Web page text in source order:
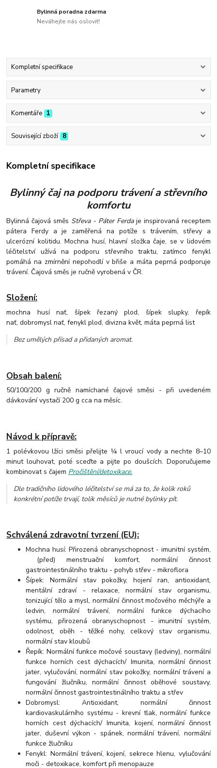
Bylinná poradna zdarma
Neváhejte nás oslovit!
Kompletní specifikace
Parametry
Komentáře 1
Související zboží 8
Kompletní specifikace
Bylinný čaj na podporu trávení a střevního
komfortu
Bylinná čajová směs Střeva - Páter Ferdaje inspirovaná receptem
pátera Ferdy a je zaměřená na potíže s trávením, střevy a
ulcerózní kolitidu. Mochna husí, hlavní složka čaje, se v lidovém
léčitelství užívá na podporu střevního traktu, zatímco fenykl
pomáhá na zmírnění nepohodlí v břiše a máta peprná podporuje
trávení. Čajová směs je ručně vyrobená v ČR.
Složení:
mochna husí nať, šípek řezaný plod, šípek slupky, řepík
nať, dobromysl nať, fenykl plod, divizna květ, máta peprná list
Bez umělých přísad a přidaných aromat.
Obsah balení:
50/100/200 g ručně namíchané čajové směsi - při uvedeném
dávkování vystačí 200 g cca na měsíc.
Návod k přípravě:
1 polévkovou lžíci směsi přelijte ¼ l vroucí vody a nechte 8–10
minut louhovat, poté sceďte a pijte po doušcích. Doporučujeme
kombinovat s čajem Pročištění/detoxikace.
Dle tradičního lidového léčitelství se má za to, že kolik roků
konkrétní potíže trvají, tolik měsíců je nutné bylinky pít.
Schválená zdravotní tvrzení (EU):
Mochna husí: Přirozená obranyschopnost - imunitní systém,
(před) menstruační komfort, normální činnost
gastrointestinálního traktu - pohyb střev - mikroflora
Šípek: Normální stav pokožky, hojení ran, antioxidant,
mentální zdraví - relaxace, normální stav organismu,
tonizující tělo a mysl, normální činnost močového měchýře a
ledvin, normální trávení, normální funkce dýchacího
systému, přirozená obranyschopnost - imunitní systém,
odolnost, oběh - těžké nohy, celkový stav organismu,
normální stav kloubů
Řepík: Normální funkce močové soustavy (ledviny), normální
funkce horních cest dýchacích/ Imunita, normální činnost
jater, vylučování, normální stav pokožky, normální trávení a
fungování žlučníku, normální činnost oběhové soustavy,
normální činnost gastrointestinálního traktu a střev
Dobromysl: Antioxidant, normální činnost
kardiovaskulárního systému - krevní tlak, normální funkce
horních cest dýchacích/ Imunita, kojení, normální činnost
jater, duševní výkon - spánek, normální trávení, normální
funkce žlučníku
Fenykl: Normální trávení, kojení, sekrece hlenu, vylučování
moči - detoxikace, komfort při menopauze